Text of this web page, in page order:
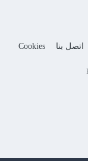
اتصل بنا Cookies